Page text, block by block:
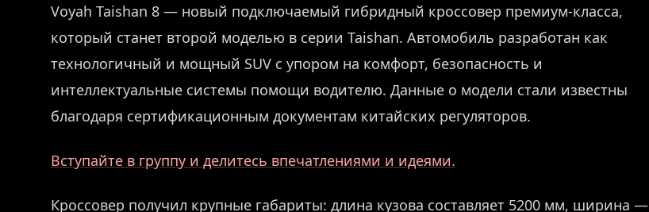
Voyah Taishan 8 — новый подключаемый гибридный кроссовер премиум-класса,
который станет второй моделью в серии Taishan. Автомобиль разработан как
технологичный и мощный SUV с упором на комфорт, безопасность и
интеллектуальные системы помощи водителю. Данные о модели стали известны
благодаря сертификационным документам китайских регуляторов.
Вступайте в группу и делитесь впечатлениями и идеями.
Кроссовер получил крупные габариты: длина кузова составляет 5200 мм, ширина —